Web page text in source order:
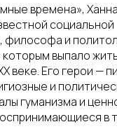
времена»,
социальной
философа и
выпало
веке. Его герои —
и
гуманизма и
в